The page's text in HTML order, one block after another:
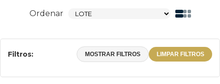
Ordenar
Filtros: MOSTRAR FILTROS LIMPAR FILTROS